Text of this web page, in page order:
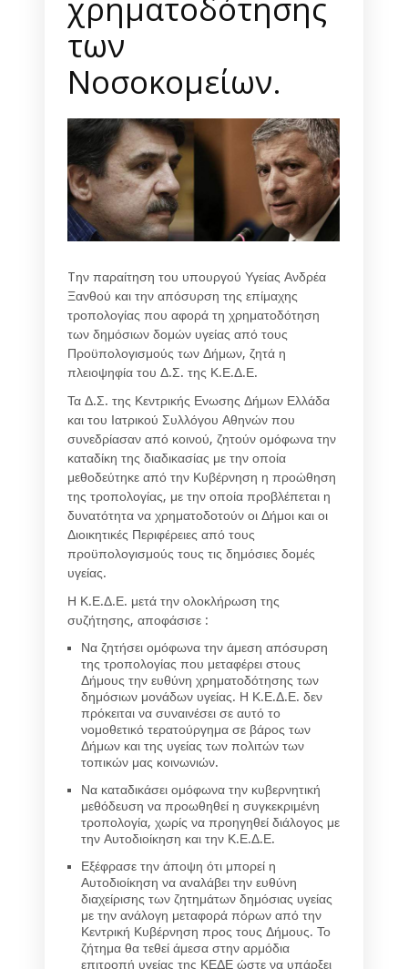
των
Νοσοκομείων.
Tην παραίτηση του υπουργού Υγείας Ανδρέα
Ξανθού και την απόσυρση της επίμαχης
τροπολογίας που αφορά τη χρηματοδότηση
των δημόσιων δομών υγείας από τους
Προϋπολογισμούς των Δήμων, ζητά η
πλειοψηφία του Δ.Σ. της Κ.Ε.Δ.Ε.
Τα Δ.Σ. της Κεντρικής Ενωσης Δήμων Ελλάδα
και του Ιατρικού Συλλόγου Αθηνών που
συνεδρίασαν από κοινού, ζητούν ομόφωνα την
καταδίκη της διαδικασίας με την οποία
μεθοδεύτηκε από την Κυβέρνηση η προώθηση
της τροπολογίας, με την οποία προβλέπεται η
δυνατότητα να χρηματοδοτούν οι Δήμοι και οι
Διοικητικές Περιφέρειες από τους
προϋπολογισμούς τους τις δημόσιες δομές
υγείας.
Η Κ.Ε.Δ.Ε. μετά την ολοκλήρωση της
συζήτησης, αποφάσισε :
Να ζητήσει ομόφωνα την άμεση απόσυρση
της τροπολογίας που μεταφέρει στους
Δήμους την ευθύνη χρηματοδότησης των
δημόσιων μονάδων υγείας. Η Κ.Ε.Δ.Ε. δεν
πρόκειται να συναινέσει σε αυτό το
νομοθετικό τερατούργημα σε βάρος των
Δήμων και της υγείας των πολιτών των
τοπικών μας κοινωνιών.
Να καταδικάσει ομόφωνα την κυβερνητική
μεθόδευση να προωθηθεί η συγκεκριμένη
τροπολογία, χωρίς να προηγηθεί διάλογος με
την Αυτοδιοίκηση και την Κ.Ε.Δ.Ε.
Εξέφρασε την άποψη ότι μπορεί η
Αυτοδιοίκηση να αναλάβει την ευθύνη
διαχείρισης των ζητημάτων δημόσιας υγείας
με την ανάλογη μεταφορά πόρων από την
Κεντρική Κυβέρνηση προς τους Δήμους. Το
ζήτημα θα τεθεί άμεσα στην αρμόδια
επιτροπή υγείας της ΚΕΔΕ ώστε να υπάρξει